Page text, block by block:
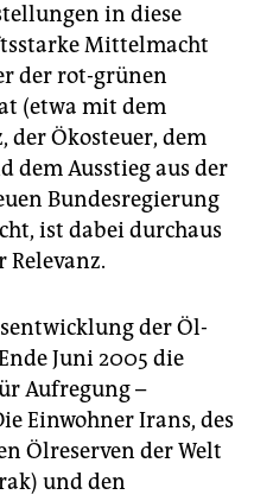
in diese
Mittelmacht
der rot-grünen
(etwa mit dem
der Ökosteuer, dem
dem Ausstieg aus der
Bundesregierung
ist dabei durchaus
der Öl-
Juni 2005 die
Aufregung –
Einwohner Irans, des
Ölreserven der Welt
und den